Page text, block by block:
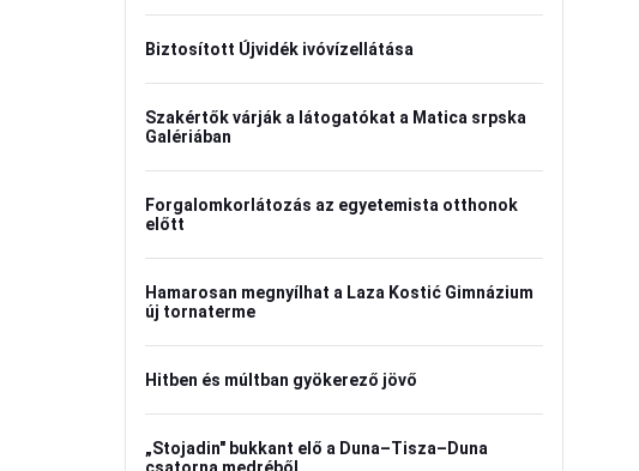
Biztosított Újvidék ivóvízellátása
Szakértők várják a látogatókat a Matica srpska
Galériában
Forgalomkorlátozás az egyetemista otthonok
előtt
Hamarosan megnyílhat a Laza Kostić Gimnázium
új tornaterme
Hitben és múltban gyökerező jövő
„Stojadin" bukkant elő a Duna–Tisza–Duna